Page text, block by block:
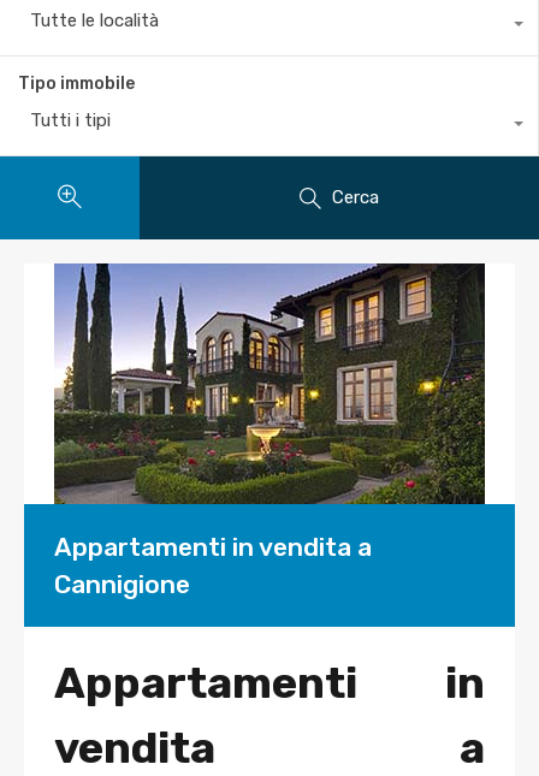
Tutte le località
Tipo immobile
Tutti i tipi
Cerca
Appartamenti in vendita a
Cannigione
Appartamenti in
vendita a